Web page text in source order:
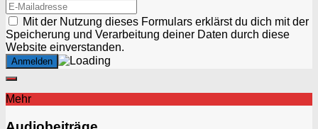
Mit der Nutzung dieses Formulars erklärst du dich mit der
Speicherung und Verarbeitung deiner Daten durch diese
Website einverstanden.
Mehr